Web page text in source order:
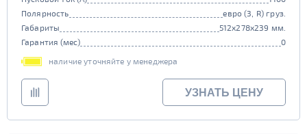
Полярность
евро (3, R) груз.
Габариты
512x278x239 мм.
Гарантия (мес)
0
наличие уточняйте у менеджера
УЗНАТЬ ЦЕНУ